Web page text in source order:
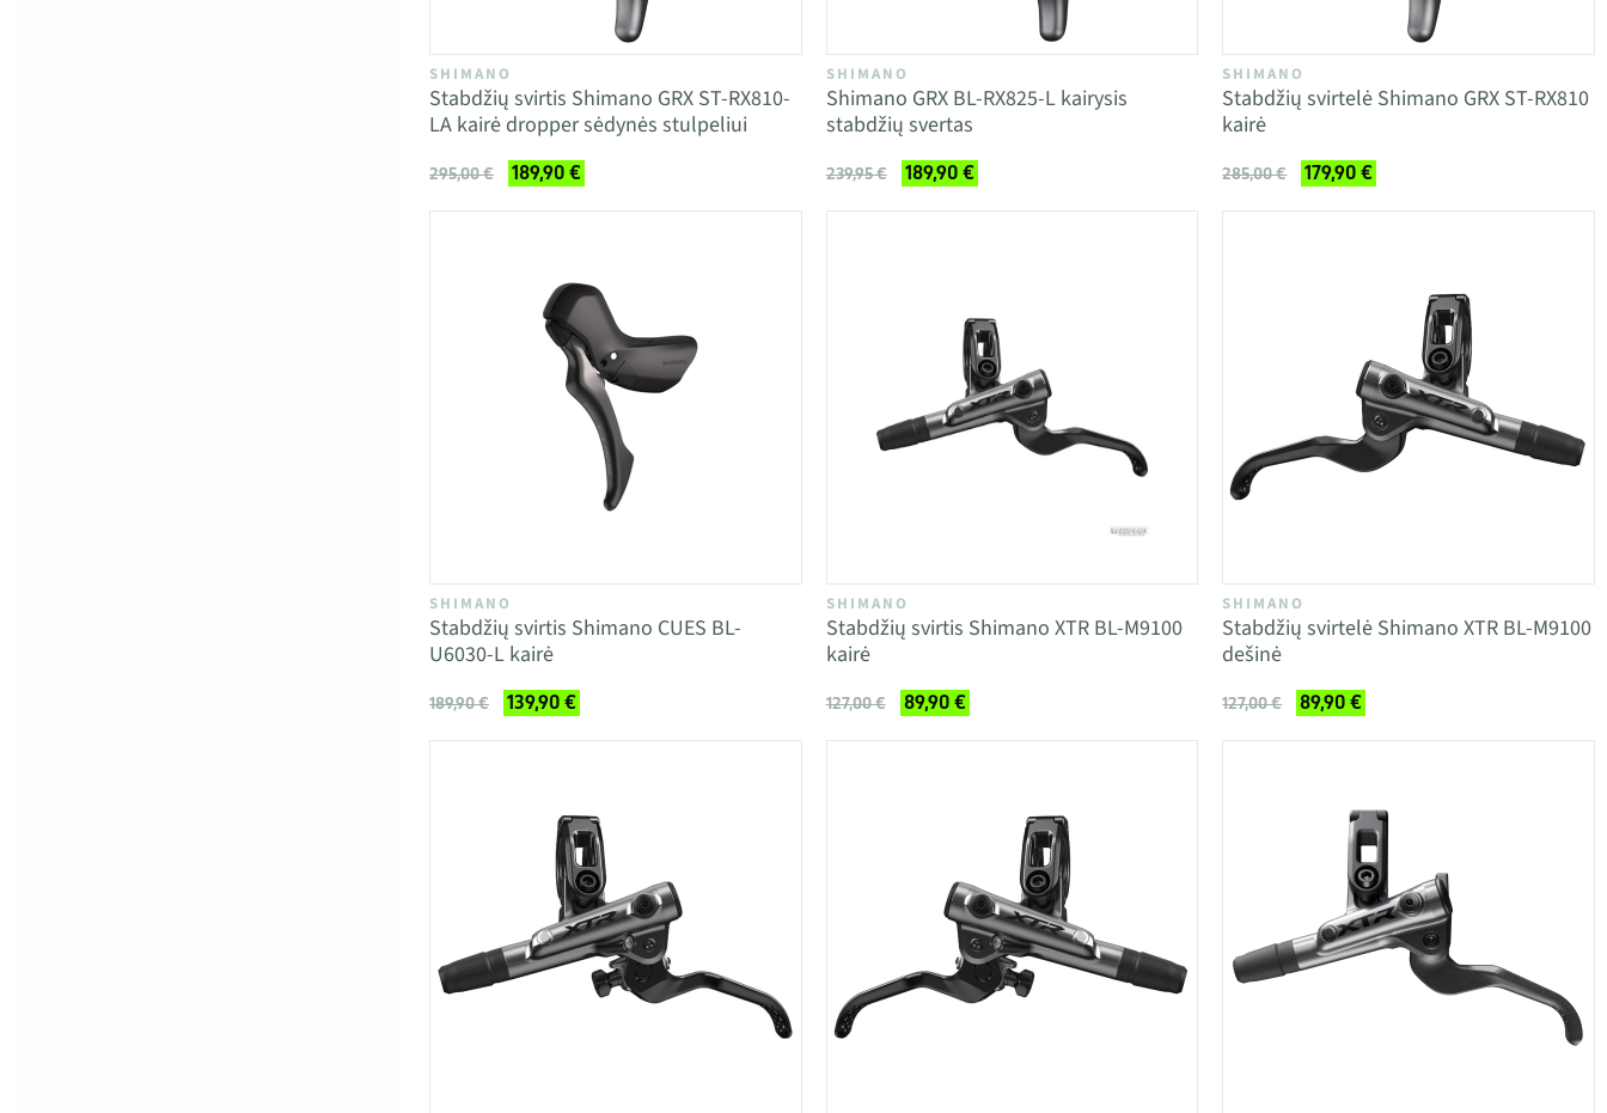
SHIMANO
Stabdžių svirtis Shimano GRX ST-RX810-
LA kairė dropper sėdynės stulpeliui
295,00 € 189,90 €
SHIMANO
Shimano GRX BL-RX825-L kairysis
stabdžių svertas
239,95 € 189,90 €
SHIMANO
Stabdžių svirtelė Shimano GRX ST-RX810
kairė
285,00 € 179,90 €
SHIMANO
Stabdžių svirtis Shimano CUES BL-
U6030-L kairė
189,90 € 139,90 €
SHIMANO
Stabdžių svirtis Shimano XTR BL-M9100
kairė
127,00 € 89,90 €
SHIMANO
Stabdžių svirtelė Shimano XTR BL-M9100
dešinė
127,00 € 89,90 €